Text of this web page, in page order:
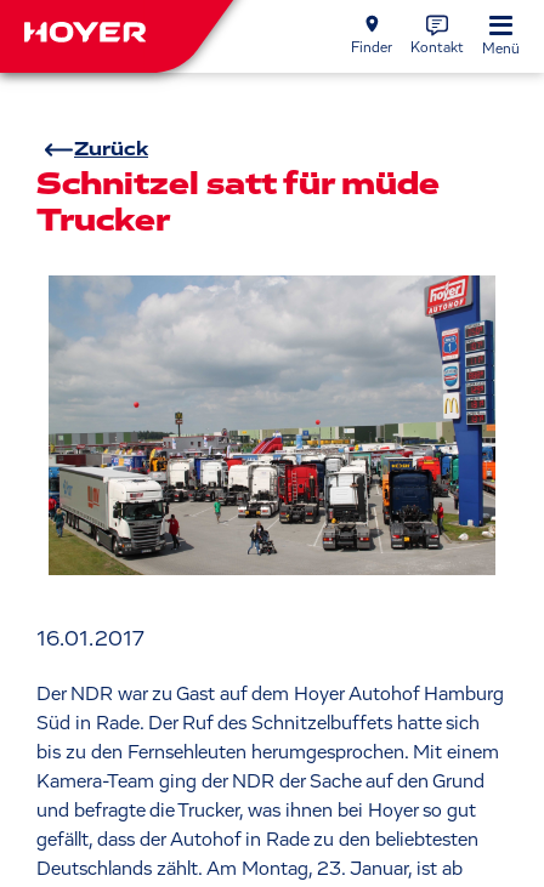
Finder Kontakt Menü
Zurück
Schnitzel satt für müde
Trucker
16.01.2017
Der NDR war zu Gast auf dem Hoyer Autohof Hamburg
Süd in Rade. Der Ruf des Schnitzelbuffets hatte sich
bis zu den Fernsehleuten herumgesprochen. Mit einem
Kamera-Team ging der NDR der Sache auf den Grund
und befragte die Trucker, was ihnen bei Hoyer so gut
gefällt, dass der Autohof in Rade zu den beliebtesten
Deutschlands zählt. Am Montag, 23. Januar, ist ab